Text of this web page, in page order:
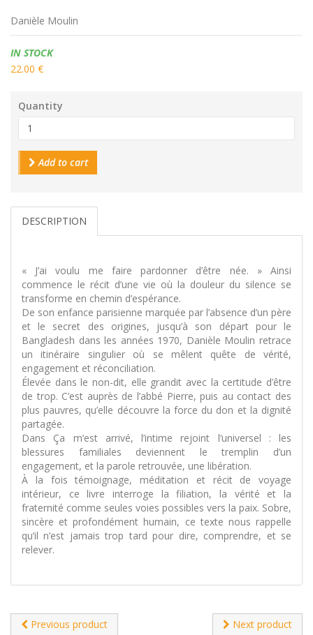
Danièle Moulin
Availability:
IN STOCK
22.00 €
Quantity
Add to cart
DESCRIPTION
« J’ai voulu me faire pardonner d’être née. » Ainsi
commence le récit d’une vie où la douleur du silence se
transforme en chemin d’espérance.
De son enfance parisienne marquée par l’absence d’un père
et le secret des origines, jusqu’à son départ pour le
Bangladesh dans les années 1970, Danièle Moulin retrace
un itinéraire singulier où se mêlent quête de vérité,
engagement et réconciliation.
Élevée dans le non-dit, elle grandit avec la certitude d’être
de trop. C’est auprès de l’abbé Pierre, puis au contact des
plus pauvres, qu’elle découvre la force du don et la dignité
partagée.
Dans Ça m’est arrivé, l’intime rejoint l’universel : les
blessures familiales deviennent le tremplin d’un
engagement, et la parole retrouvée, une libération.
À la fois témoignage, méditation et récit de voyage
intérieur, ce livre interroge la filiation, la vérité et la
fraternité comme seules voies possibles vers la paix. Sobre,
sincère et profondément humain, ce texte nous rappelle
qu’il n’est jamais trop tard pour dire, comprendre, et se
relever.
Previous product Next product